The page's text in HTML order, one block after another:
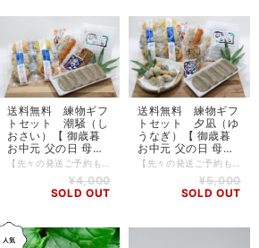
送料無料 練物ギフ
トセット 潮騒（し
おさい）【 御歳暮
お中元 父の日 母の
日 敬老の日 ギフト
¥4,000
SOLD OUT
送料無料 練物ギフ
トセット 夕凪（ゆ
うなぎ）【 御歳暮
お中元 父の日 母の
日 敬老の日 ギフト
¥5,000
SOLD OUT